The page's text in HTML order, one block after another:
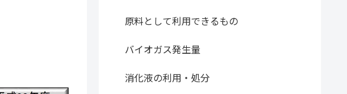
原料として利用できるもの
バイオガス発生量
消化液の利用・処分